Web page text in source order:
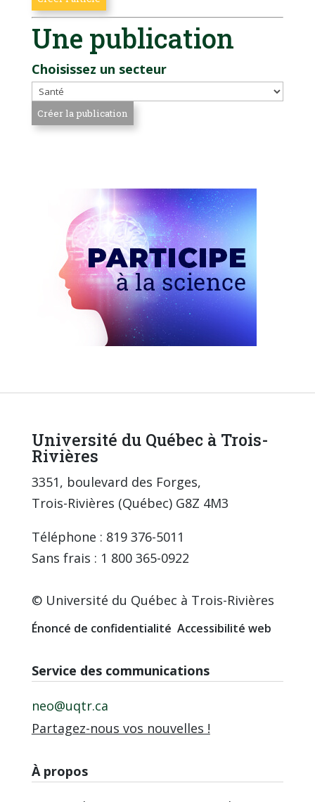
Une publication
Choisissez un secteur
Université du Québec à Trois-
Rivières
3351, boulevard des Forges,
Trois-Rivières (Québec) G8Z 4M3
Téléphone : 819 376-5011
Sans frais : 1 800 365-0922
© Université du Québec à Trois-Rivières
Énoncé de confidentialité Accessibilité web
Service des communications
neo@uqtr.ca
Partagez-nous vos nouvelles !
À propos